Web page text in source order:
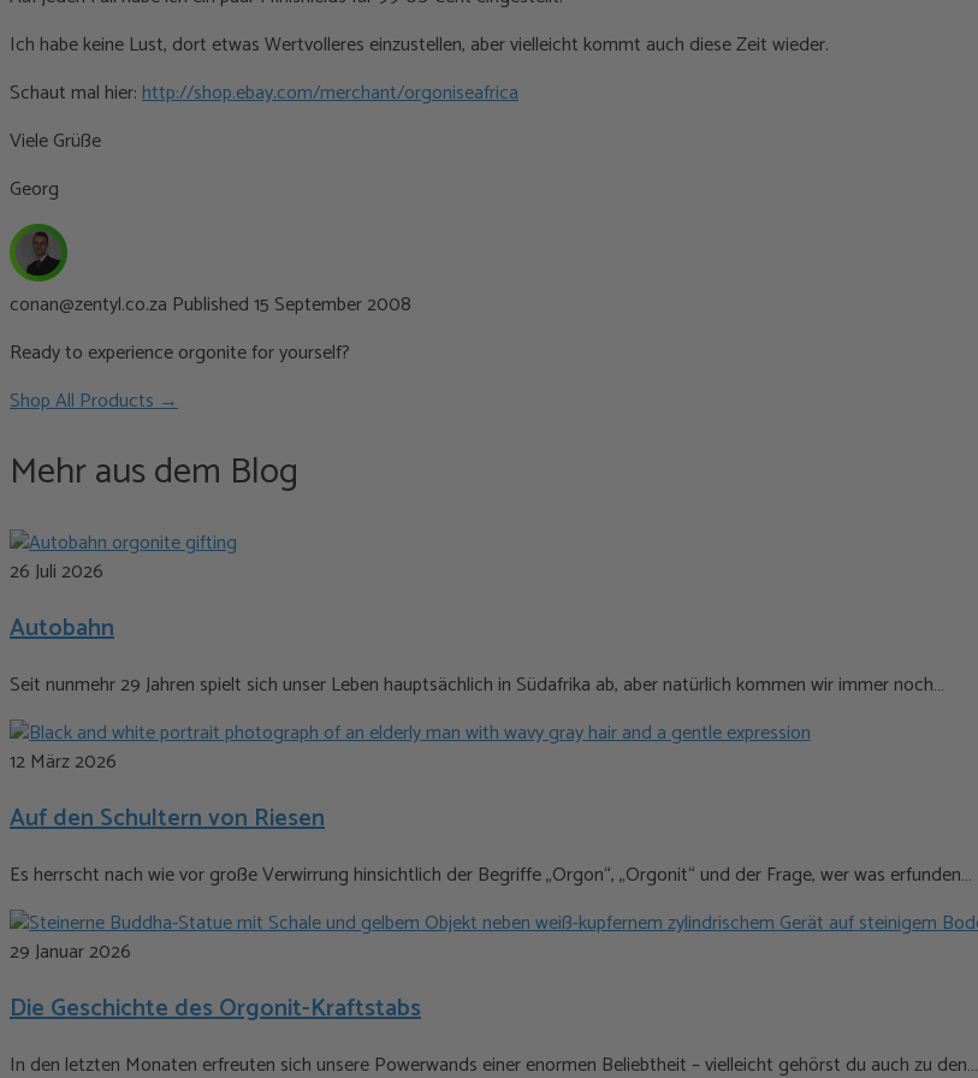
Ich habe keine Lust, dort etwas Wertvolleres einzustellen, aber vielleicht kommt auch diese Zeit wieder.
Schaut mal hier:http://shop.ebay.com/merchant/orgoniseafrica
Viele Grüße
Georg
conan@zentyl.co.za Published 15 September 2008
Ready to experience orgonite for yourself?
Shop All Products →
Mehr aus dem Blog
26 Juli 2026
Autobahn
Seit nunmehr 29 Jahren spielt sich unser Leben hauptsächlich in Südafrika ab, aber natürlich kommen wir immer noch…
12 März 2026
Auf den Schultern von Riesen
Es herrscht nach wie vor große Verwirrung hinsichtlich der Begriffe „Orgon“, „Orgonit“ und der Frage, wer was erfunden…
29 Januar 2026
Die Geschichte des Orgonit-Kraftstabs
In den letzten Monaten erfreuten sich unsere Powerwands einer enormen Beliebtheit – vielleicht gehörst du auch zu den…